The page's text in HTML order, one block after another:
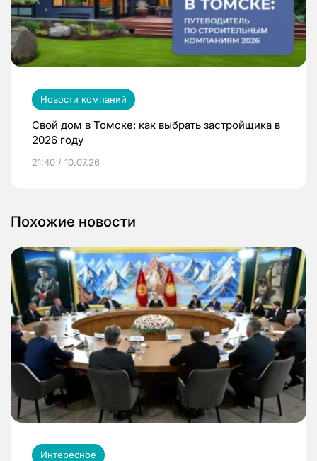
Новости компаний
Свой дом в Томске: как выбрать застройщика в
2026 году
21:40 / 10.07.26
Похожие новости
Интересное